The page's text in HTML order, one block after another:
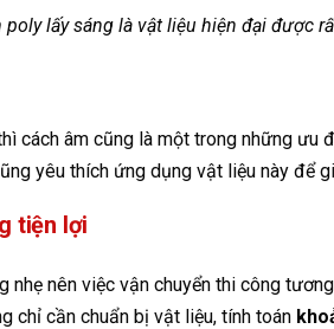
poly lấy sáng là vật liệu hiện đại được
cách âm cũng là một trong những
yêu thích ứng dụng vật liệu này để
tiện lợi
nên việc vận chuyển thi công
chỉ cần chuẩn bị vật liệu, tính toán